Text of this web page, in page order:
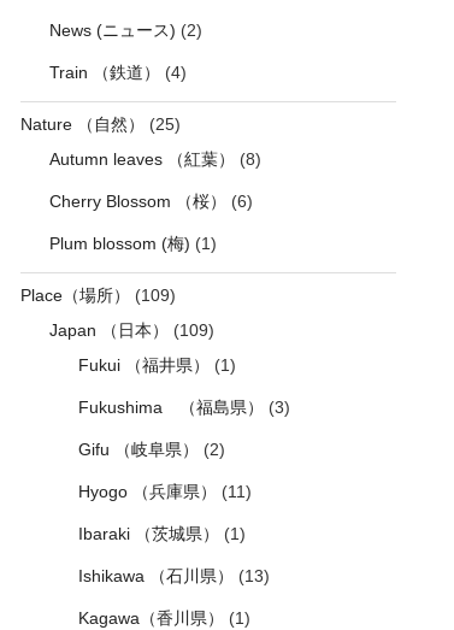
News (ニュース) (2)
Train （鉄道） (4)
Nature （自然）
(25)
Autumn leaves （紅葉）
(8)
Cherry Blossom （桜） (6)
Plum blossom (梅) (1)
Place（場所）
(109)
Japan （日本）
(109)
Fukui （福井県）
(1)
Fukushima （福島県） (3)
Gifu （岐阜県） (2)
Hyogo （兵庫県） (11)
Ibaraki （茨城県） (1)
Ishikawa （石川県） (13)
Kagawa（香川県） (1)